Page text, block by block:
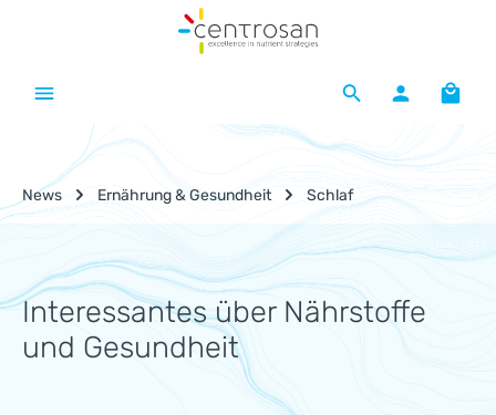
Zum Hauptinhalt springen
News Ernährung & Gesundheit Schlaf
Interessantes über Nährstoffe
und Gesundheit